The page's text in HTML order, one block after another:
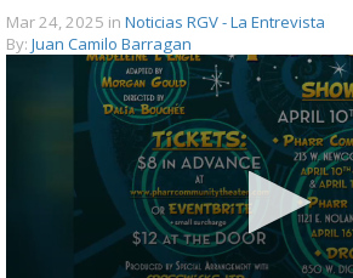
Mar 24, 2025 in Noticias RGV - La Entrevista
By: Juan Camilo Barragan